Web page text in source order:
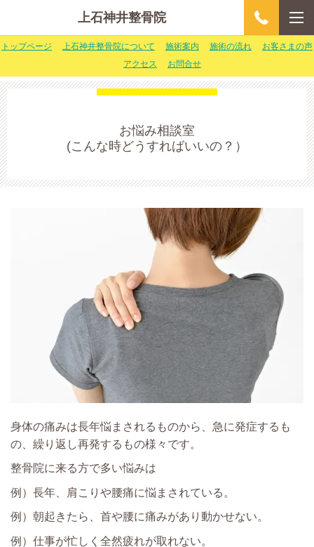
上石神井整骨院
トップページ 上石神井整骨院について 施術案内 施術の流れ
お客さまの声
アクセス
お問合せ
お悩み相談室
(こんな時どうすればいいの？）
身体の痛みは長年悩まされるものから、急に発症するも
の、繰り返し再発するもの様々です。
整骨院に来る方で多い悩みは
例）長年、肩こりや腰痛に悩まされている。
例）朝起きたら、首や腰に痛みがあり動かせない。
例）仕事が忙しく全然疲れが取れない。